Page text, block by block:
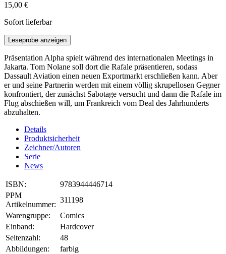
15,00 €
Sofort lieferbar
Leseprobe anzeigen
Präsentation Alpha spielt während des internationalen Meetings in
Jakarta. Tom Nolane soll dort die Rafale präsentieren, sodass
Dassault Aviation einen neuen Exportmarkt erschließen kann. Aber
er und seine Partnerin werden mit einem völlig skrupellosen Gegner
konfrontiert, der zunächst Sabotage versucht und dann die Rafale im
Flug abschießen will, um Frankreich vom Deal des Jahrhunderts
abzuhalten.
Details
Produktsicherheit
Zeichner/Autoren
Serie
News
ISBN:
9783944446714
PPM
Artikelnummer:
311198
Warengruppe:
Comics
Einband:
Hardcover
Seitenzahl:
48
Abbildungen:
farbig